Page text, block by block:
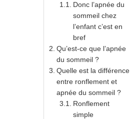
Donc l’apnée du
sommeil chez
l’enfant c’est en
bref
Qu’est-ce que l’apnée
du sommeil ?
Quelle est la différence
entre ronflement et
apnée du sommeil ?
Ronflement
simple